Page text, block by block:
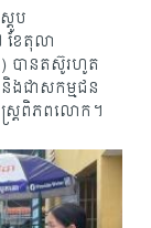
តូប
ខែតុលា
បាន​តស៊ូ​រហូត​
និងជាសកម្មជន
ស្ត្រពិភពលោក។